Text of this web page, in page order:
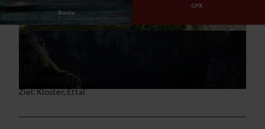
© Thorsten Unseld, Thomas Bichler
Route
GPX
6:00 h
14,09 km
838 m
Start: Kloster, Ettal
Ziel: Kloster, Ettal